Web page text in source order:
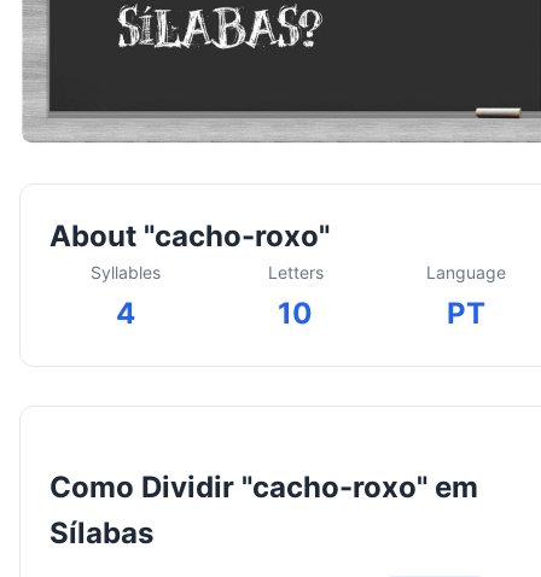
About "cacho-roxo"
Syllables
4
Letters
10
Language
PT
Como Dividir "cacho-roxo" em
Sílabas